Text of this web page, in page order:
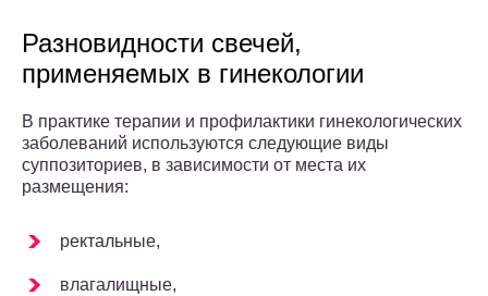
Разновидности свечей,
применяемых в гинекологии
В практике терапии и профилактики гинекологических
заболеваний используются следующие виды
суппозиториев, в зависимости от места их
размещения:
ректальные,
влагалищные,